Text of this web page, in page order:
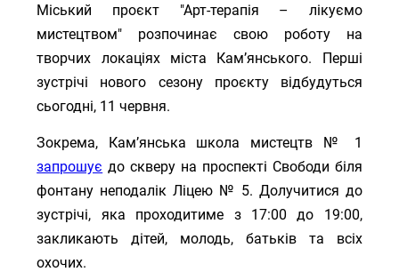
Міський проєкт "Арт-терапія – лікуємо
мистецтвом" розпочинає свою роботу на
творчих локаціях міста Кам’янського. Перші
зустрічі нового сезону проєкту відбудуться
сьогодні, 11 червня.
Зокрема, Кам’янська школа мистецтв № 1
запрошує до скверу на проспекті Свободи біля
фонтану неподалік Ліцею № 5. Долучитися до
зустрічі, яка проходитиме з 17:00 до 19:00,
закликають дітей, молодь, батьків та всіх
охочих.